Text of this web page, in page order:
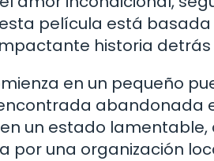
película está
historia
en un pequeño
abandonada
un estado
por una organización